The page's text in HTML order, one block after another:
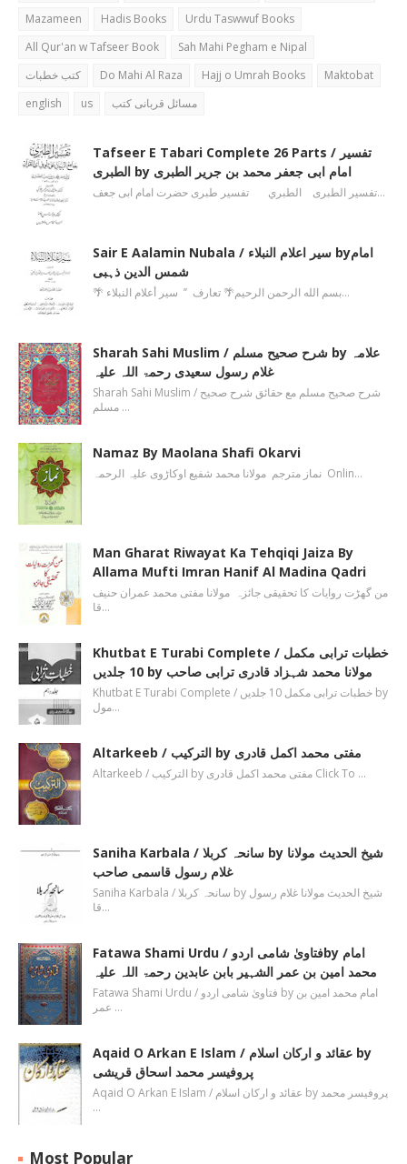
Mazameen
Hadis Books
Urdu Taswwuf Books
All Qur'an w Tafseer Book
Sah Mahi Pegham e Nipal
کتب خطبات
Do Mahi Al Raza Hajj o Umrah Books
Maktobat
english
us مسائل قربانی کتب
Tafseer E Tabari Complete 26 Parts / تفسیر
الطبری by امام ابی جعفر محمد بن جریر الطبری
تفسیر الطبری الطبري تفسیر طبری حضرت امام ابی جعف…
Sair E Aalamin Nubala / سیر اعلام النبلاء byامام
شمس الدین ذہبی
🌴 بسم الله الرحمن الرحیم🌴 تعارف ’’ سیر أعلام النبلاء…
Sharah Sahi Muslim / شرح صحیح مسلم by علامہ
غلام رسول سعیدی رحمۃ اللہ علیہ
Sharah Sahi Muslim / شرح صحیح مسلم مع حقائق شرح صحیح
مسلم …
Namaz By Maolana Shafi Okarvi
نماز مترجم مولانا محمد شفیع اوکاڑوی علیہ الرحمہ Onlin…
Man Gharat Riwayat Ka Tehqiqi Jaiza By
Allama Mufti Imran Hanif Al Madina Qadri
من گھڑت روایات کا تحقیقی جائزہ مولانا مفتی محمد عمران حنیف
قا…
Khutbat E Turabi Complete / خطبات ترابی مکمل
10 جلدیں by مولانا محمد شہزاد قادری ترابی صاحب
Khutbat E Turabi Complete / خطبات ترابی مکمل 10 جلدیں by
مول…
Altarkeeb / الترکیب by مفتی محمد اکمل قادری
Altarkeeb / الترکیب by مفتی محمد اکمل قادری Click To …
Saniha Karbala / سانحہ کربلا by شیخ الحدیث مولانا
غلام رسول قاسمی صاحب
Saniha Karbala / سانحہ کربلا by شیخ الحدیث مولانا غلام رسول
قا…
Fatawa Shami Urdu / فتاویٰ شامی اردوby امام
محمد امین بن عمر الشہیر بابن عابدین رحمۃ اللہ علیہ
Fatawa Shami Urdu / فتاویٰ شامی اردو by امام محمد امین بن
عمر …
Aqaid O Arkan E Islam / عقائد و ارکان اسلام by
پروفیسر محمد اسحاق قریشی
Aqaid O Arkan E Islam / عقائد و ارکان اسلام by پروفیسر محمد
…
Most Popular